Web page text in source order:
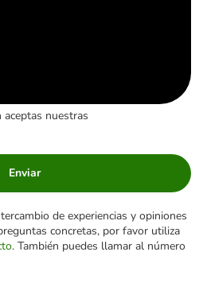
nuestras
Enviar
de experiencias y opiniones
concretas, por favor utiliza
. También puedes llamar al número